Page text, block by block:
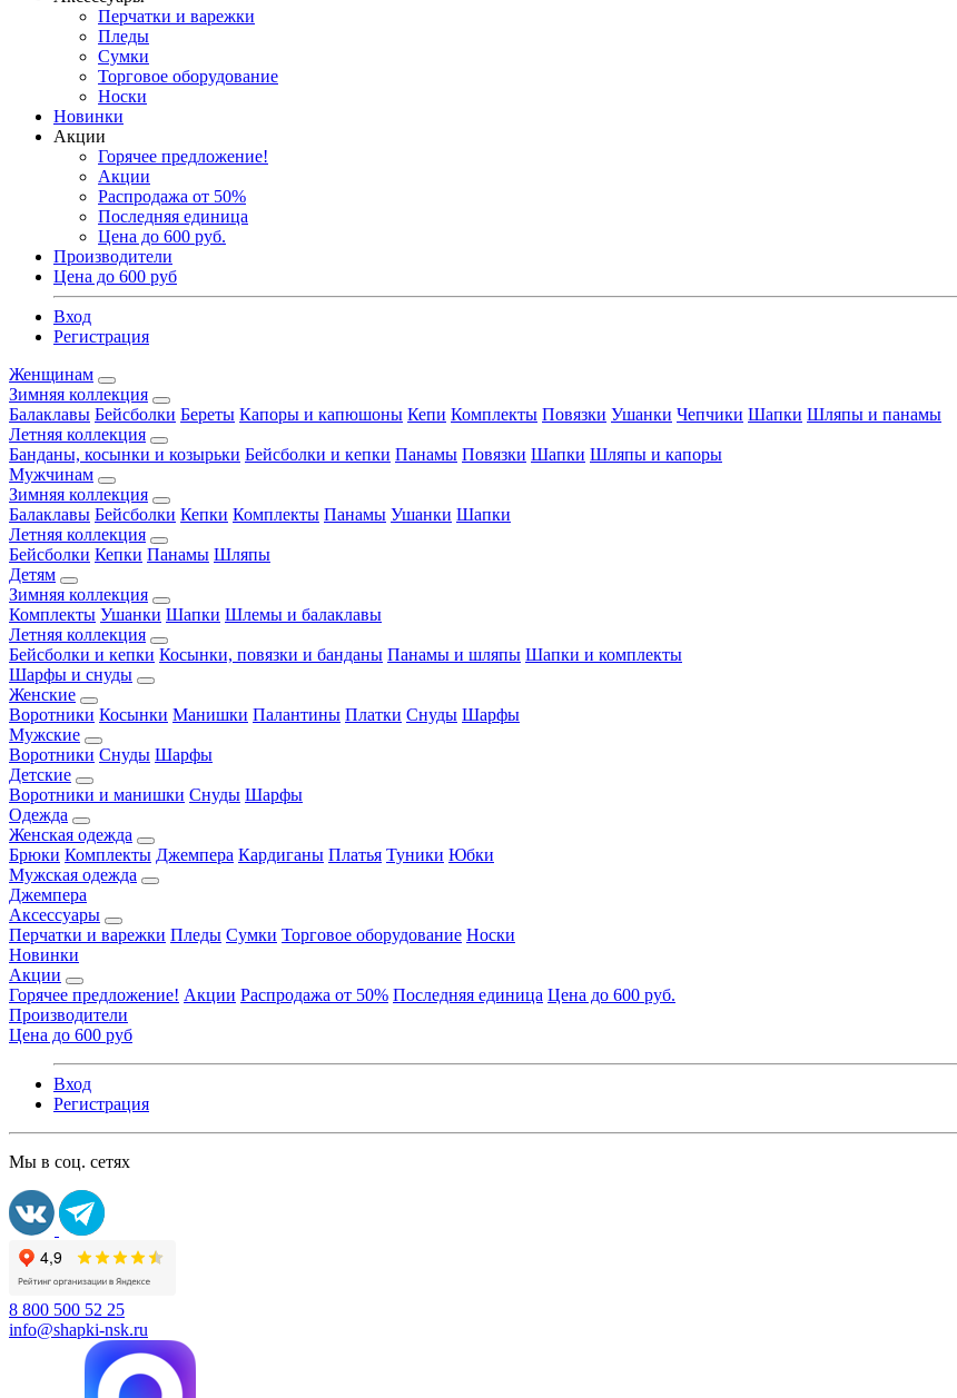
Перчатки и варежки
Пледы
Сумки
Торговое оборудование
Носки
Новинки
Акции
Горячее предложение!
Акции
Распродажа от 50%
Последняя единица
Цена до 600 руб.
Производители
Цена до 600 руб
Вход
Регистрация
Женщинам
Зимняя коллекция
Балаклавы Бейсболки Береты Капоры и капюшоны Кепи Комплекты Повязки Ушанки Чепчики Шапки Шляпы и панамы
Летняя коллекция
Банданы, косынки и козырьки Бейсболки и кепки Панамы Повязки Шапки Шляпы и капоры
Мужчинам
Зимняя коллекция
Балаклавы Бейсболки Кепки Комплекты Панамы Ушанки Шапки
Летняя коллекция
Бейсболки Кепки Панамы Шляпы
Детям
Зимняя коллекция
Комплекты Ушанки Шапки Шлемы и балаклавы
Летняя коллекция
Бейсболки и кепки Косынки, повязки и банданы Панамы и шляпы Шапки и комплекты
Шарфы и снуды
Женские
Воротники Косынки Манишки Палантины Платки Снуды Шарфы
Мужские
Воротники Снуды Шарфы
Детские
Воротники и манишки Снуды Шарфы
Одежда
Женская одежда
Брюки Комплекты Джемпера Кардиганы Платья Туники Юбки
Мужская одежда
Джемпера
Аксессуары
Перчатки и варежки Пледы Сумки Торговое оборудование Носки
Новинки
Акции
Горячее предложение! Акции Распродажа от 50% Последняя единица Цена до 600 руб.
Производители
Цена до 600 руб
Вход
Регистрация
Мы в соц. сетях
8 800 500 52 25
info@shapki-nsk.ru